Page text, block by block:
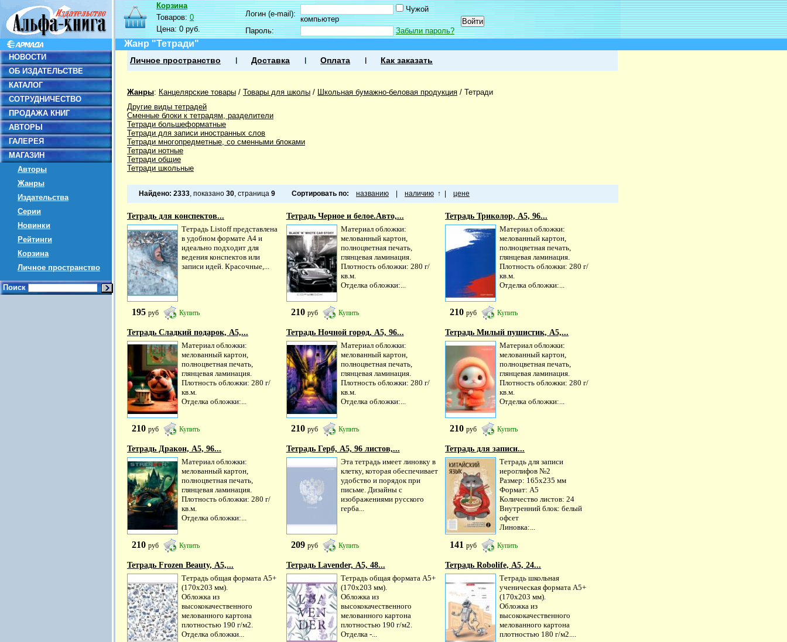
НОВОСТИ
ОБ ИЗДАТЕЛЬСТВЕ
КАТАЛОГ
СОТРУДНИЧЕСТВО
ПРОДАЖА КНИГ
АВТОРЫ
ГАЛЕРЕЯ
МАГАЗИН
Авторы
Жанры
Издательства
Серии
Новинки
Рейтинги
Корзина
Личное пространство
Поиск
Корзина
Товаров:0
Цена:0 руб.
Логин (e-mail):
Чужой
компьютер
Пароль:
Забыли пароль?
Жанр "Тетради"
Личное пространство Доставка Оплата Как заказать
Жанры: Канцелярские товары / Товары для школы / Школьная бумажно-беловая продукция / Тетради
Другие виды тетрадей
Сменные блоки к тетрадям, разделители
Тетради большеформатные
Тетради для записи иностранных слов
Тетради многопредметные, со сменными блоками
Тетради нотные
Тетради общие
Тетради школьные
Найдено: 2333, показано 30, страница 9 Сортировать по: названию наличию ↑ цене
Тетрадь для конспектов...
Тетрадь Listoff представлена
в удобном формате А4 и
идеально подходит для
ведения конспектов или
записи идей. Красочные,...
195 руб Купить
Тетрадь Черное и белое.Авто,...
Материал обложки:
мелованный картон,
полноцветная печать,
глянцевая ламинация.
Плотность обложки: 280 г/
кв.м.
Отделка обложки:...
210 руб Купить
Тетрадь Триколор, А5, 96...
Материал обложки:
мелованный картон,
полноцветная печать,
глянцевая ламинация.
Плотность обложки: 280 г/
кв.м.
Отделка обложки:...
210руб Купить
Тетрадь Сладкий подарок, А5,...
Материал обложки:
мелованный картон,
полноцветная печать,
глянцевая ламинация.
Плотность обложки: 280 г/
кв.м.
Отделка обложки:...
210 руб Купить
Тетрадь Ночной город, А5, 96...
Материал обложки:
мелованный картон,
полноцветная печать,
глянцевая ламинация.
Плотность обложки: 280 г/
кв.м.
Отделка обложки:...
210 руб Купить
Тетрадь Милый пушистик, А5,...
Материал обложки:
мелованный картон,
полноцветная печать,
глянцевая ламинация.
Плотность обложки: 280 г/
кв.м.
Отделка обложки:...
210руб Купить
Тетрадь Дракон, А5, 96...
Материал обложки:
мелованный картон,
полноцветная печать,
глянцевая ламинация.
Плотность обложки: 280 г/
кв.м.
Отделка обложки:...
210 руб Купить
Тетрадь Герб, А5, 96 листов,...
Эта тетрадь имеет линовку в
клетку, которая обеспечивает
удобство и порядок при
письме. Дизайны с
изображениями русского
герба...
209 руб Купить
Тетрадь для записи...
Тетрадь для записи
иероглифов №2
Размер: 165х235 мм
Формат: А5
Количество листов: 24
Внутренний блок: белый
офсет
Линовка:...
141руб Купить
Тетрадь Frozen Beauty, А5,...
Тетрадь общая формата А5+
(170х203 мм).
Обложка из
высококачественного
мелованного картона
плотностью 190 г/м2.
Отделка обложки...
Тетрадь Lavender, А5, 48...
Тетрадь общая формата А5+
(170х203 мм).
Обложка из
высококачественного
мелованного картона
плотностью 190 г/м2.
Отделка -...
Тетрадь Robolife, А5, 24...
Тетрадь школьная
ученическая формата А5+
(170х203 мм).
Обложка из
высококачественного
мелованного картона
плотностью 180 г/м2....